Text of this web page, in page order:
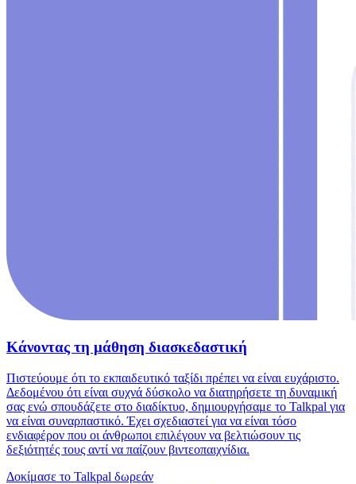
Κάνοντας τη μάθηση διασκεδαστική
Πιστεύουμε ότι το εκπαιδευτικό ταξίδι πρέπει να είναι ευχάριστο.
Δεδομένου ότι είναι συχνά δύσκολο να διατηρήσετε τη δυναμική
σας ενώ σπουδάζετε στο διαδίκτυο, δημιουργήσαμε το Talkpal για
να είναι συναρπαστικό. Έχει σχεδιαστεί για να είναι τόσο
ενδιαφέρον που οι άνθρωποι επιλέγουν να βελτιώσουν τις
δεξιότητές τους αντί να παίζουν βιντεοπαιχνίδια.
Δοκίμασε το Talkpal δωρεάν